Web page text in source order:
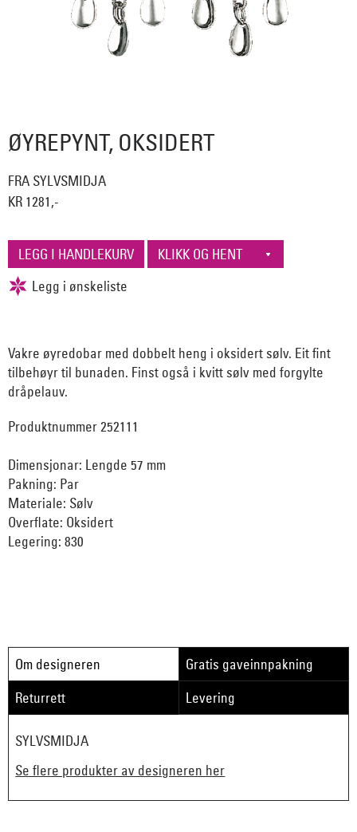
ØYREPYNT, OKSIDERT
FRA SYLVSMIDJA
KR 1281,-
Vakre øyredobar med dobbelt heng i oksidert sølv. Eit fint
tilbehøyr til bunaden. Finst også i kvitt sølv med forgylte
dråpelauv.
Produktnummer 252111
Dimensjonar: Lengde 57 mm
Pakning: Par
Materiale: Sølv
Overflate: Oksidert
Legering: 830
Om designeren
Gratis gaveinnpakning
Returrett
Levering
SYLVSMIDJA
Se flere produkter av designeren her